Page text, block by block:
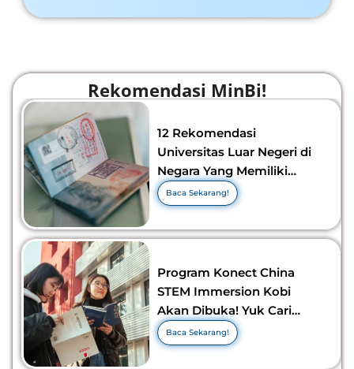
Rekomendasi MinBi!
12 Rekomendasi
Universitas Luar Negeri di
Negara Yang Memiliki
Visa Murah di 2026-2027!
Baca Sekarang!
Program Konect China
STEM Immersion Kobi
Akan Dibuka! Yuk Cari
Tahu Info Selengkapnya!
Baca Sekarang!